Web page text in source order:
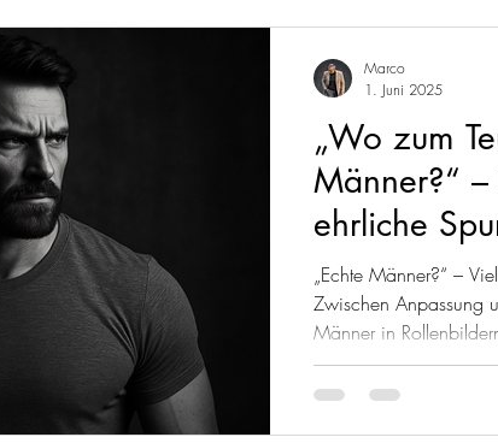
„Wo zum
Männer?“
ehrliche
„Echte Männer?“ –
Zwischen Anpassung
Männer in
geben. Was fehlt, ist
Lautstärke, sondern
Marco
1. Juni 2025